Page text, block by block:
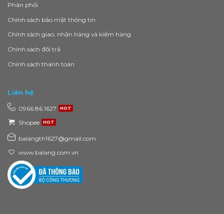
Phân phối
Chính sách bảo mật thông tin
Chính sách giao, nhận hàng và kiểm hàng
Chính sách đổi trả
Chính sách thanh toán
Liên hệ
0966.86.1627
Shopee
balangth1627@gmail.com
www.balang.com.vn